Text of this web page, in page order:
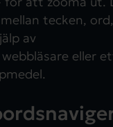
tecken,
av
eller